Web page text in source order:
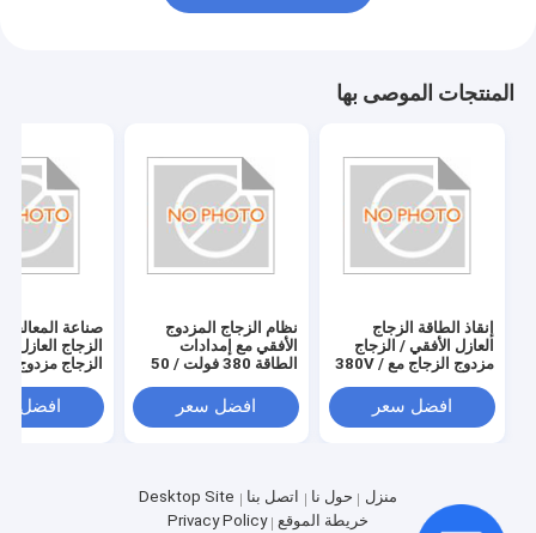
المنتجات الموصى بها
إنقاذ الطاقة الزجاج
العازل الأفقي / الزجاج
مزدوج الزجاج مع 380V /
واستهلاك 20KWافضل سعر
نظام الزجاج المزدوج
الأفقي مع إمدادات
الطاقة 380 فولت / 50
افضل سعر
صناعة المعالجة
الزجاج العازل
الزجاج مزدوج
/ 50Hzافضل
منزل حول نا اتصل بنا
Desktop Site
خريطة الموقع
Privacy Policy